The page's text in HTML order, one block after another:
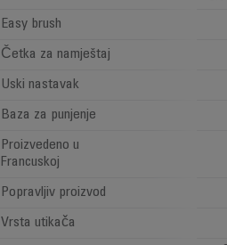
Easy brush
Četka za namještaj
Uski nastavak
Baza za punjenje
Proizvedeno u
Francuskoj
Popravljiv proizvod
Vrsta utikača